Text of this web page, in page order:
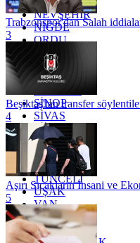
NEVŞEHİR
NİĞDE
ORDU
OSMANİYE
RİZE
SAKARYA
SİNOP
SİVAS
SİİRT
TEKİRDAĞ
TOKAT
TRABZON
TUNCELİ
UŞAK
VAN
YALOVA
YOZGAT
Trabzonspor'dan Salah
3
Beşiktaş'tan transfer
4
Aşırı Sıcakların İnsani ve
5